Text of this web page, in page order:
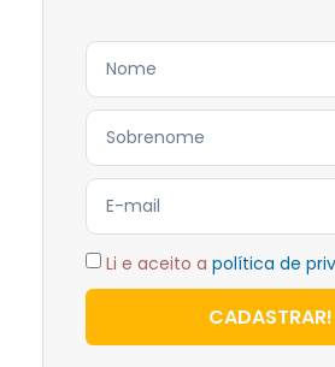
Li e aceito a política de
CADASTRAR!